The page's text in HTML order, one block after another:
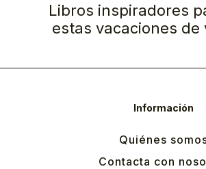
Libros inspiradores
estas vacaciones de
Información
Quiénes
Contacta con